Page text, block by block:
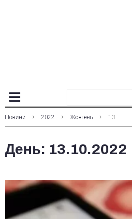
Новини 2022 Жовтень 13
День: 13.10.2022